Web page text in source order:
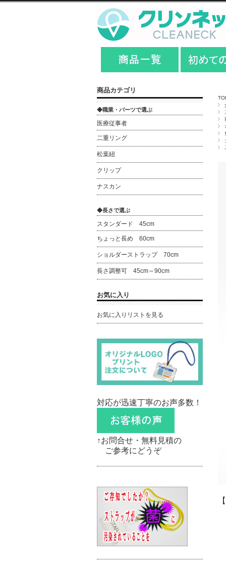
商品カテゴリ
◆職業・パーツで選ぶ
医療従事者
二重リング
松葉紐
クリップ
ナスカン
◆長さで選ぶ
スタンダード 45cm
ちょっと長め 60cm
ショルダーストラップ 70cm
長さ調整可 45cm～90cm
お気に入り
お気に入りリストを見る
対応が迅速丁寧のお声多数！
↑お問合せ・無料見積の
ご参考にどうぞ